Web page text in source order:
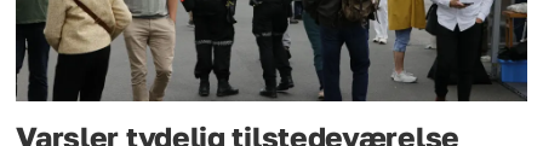
Varsler tydelig tilstedeværelse